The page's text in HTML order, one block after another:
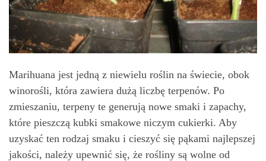
Marihuana jest jedną z niewielu roślin na świecie, obok
winorośli, która zawiera dużą liczbę terpenów. Po
zmieszaniu, terpeny te generują nowe smaki i zapachy,
które pieszczą kubki smakowe niczym cukierki. Aby
uzyskać ten rodzaj smaku i cieszyć się pąkami najlepszej
jakości, należy upewnić się, że rośliny są wolne od